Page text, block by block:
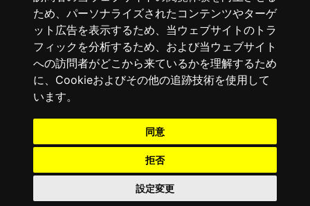
ため、パーソナライズされたコンテンツやターゲ
ット広告を表示するため、当ウェブサイトのトラ
フィックを分析するため、および当ウェブサイト
への訪問者がどこから来ているかを理解するため
に、Cookieおよびその他の追跡技術を使用して
います。
同意
拒否
設定変更